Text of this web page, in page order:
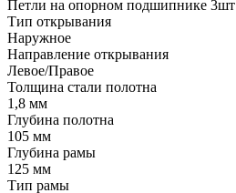
Петли на опорном подшипнике 3шт
Тип открывания
Наружное
Направление открывания
Левое/Правое
Толщина стали полотна
1,8 мм
Глубина полотна
105 мм
Глубина рамы
125 мм
Тип рамы